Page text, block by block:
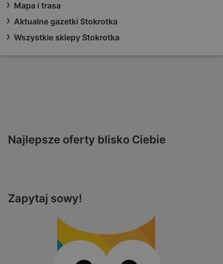
Mapa i trasa
Aktualne gazetki Stokrotka
Wszystkie sklepy Stokrotka
Najlepsze oferty blisko Ciebie
Zapytaj sowy!